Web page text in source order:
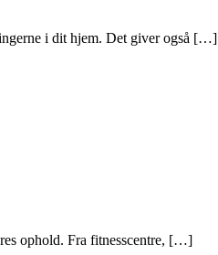
i dit hjem. Det giver også […]
ophold. Fra fitnesscentre, […]